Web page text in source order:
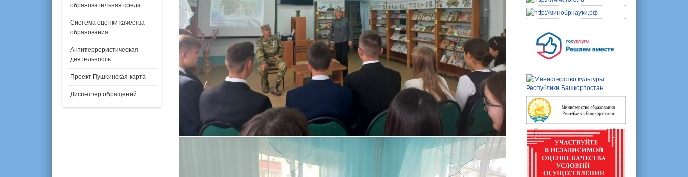
образовательная среда
Система оценки качества
образования
Антитеррористическая
деятельность
Проект Пушкинская карта
Диспетчер обращений